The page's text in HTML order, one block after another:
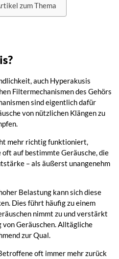
zum Thema
auch Hyperakusis
Filtermechanismen des Gehörs
sind eigentlich dafür
von nützlichen Klängen zu
mehr richtig funktioniert,
auf bestimmte Geräusche, die
– als äußerst unangenehm
Belastung kann sich diese
Dies führt häufig zu einem
nimmt zu und verstärkt
Geräuschen. Alltägliche
zur Qual.
oft immer mehr zurück